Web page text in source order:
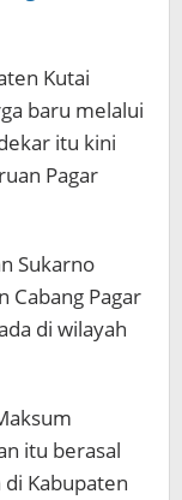
Kutai
baru melalui
itu kini
Pagar
Sukarno
Cabang Pagar
di wilayah
itu berasal
Kabupaten